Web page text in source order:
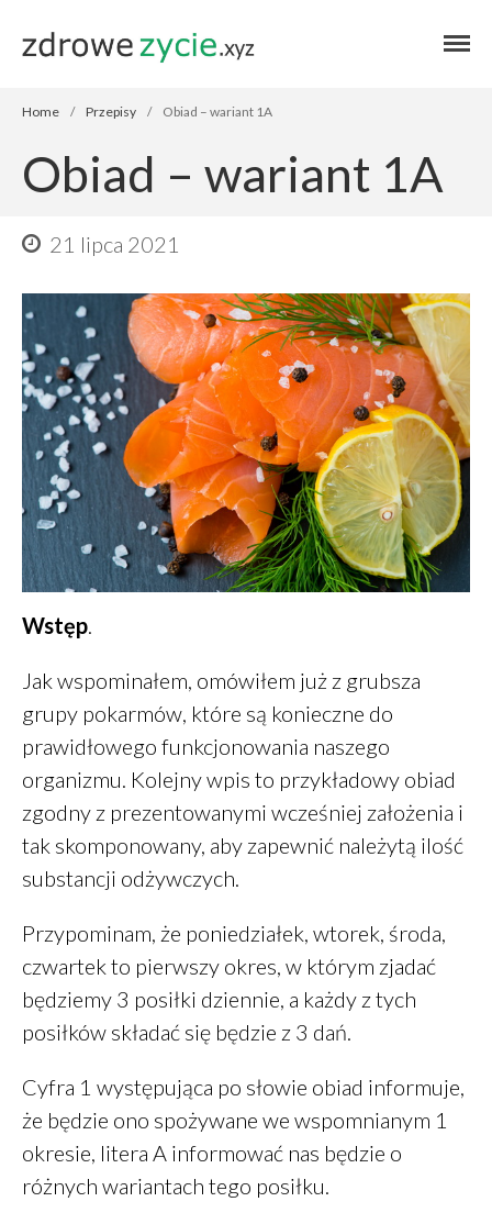
Zdrowie
Przepisy
Finanse
Stosuję
Dieta a zdrowe oczy
Zdrowe oczy
Placek z ciecierzycy
Śniadanie – wariant 2A
GHEE
PiotrŻ -Ilość posiłków w ciągu
dnia
lnianego
Alicja Reiman-Miód zamiast
Home / Przepisy / Obiad – wariant 1A
Obiad – wariant 1A
21 lipca 2021
Wstęp.
Jak wspominałem, omówiłem już z grubsza
grupy pokarmów, które są konieczne do
prawidłowego funkcjonowania naszego
organizmu. Kolejny wpis to przykładowy obiad
zgodny z prezentowanymi wcześniej założenia i
tak skomponowany, aby zapewnić należytą ilość
substancji odżywczych.
Przypominam, że poniedziałek, wtorek, środa,
czwartek to pierwszy okres, w którym zjadać
będziemy 3 posiłki dziennie, a każdy z tych
posiłków składać się będzie z 3 dań.
Cyfra 1 występująca po słowie obiad informuje,
że będzie ono spożywane we wspomnianym 1
okresie, litera A informować nas będzie o
różnych wariantach tego posiłku.